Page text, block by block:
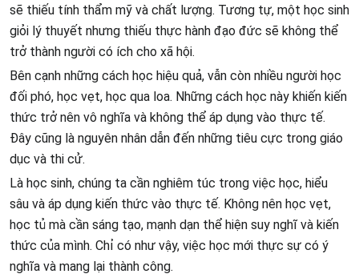
sẽ thiếu tính thẩm mỹ và chất lượng. Tương tự, một học sinh
giỏi lý thuyết nhưng thiếu thực hành đạo đức sẽ không thể
trở thành người có ích cho xã hội.
Bên cạnh những cách học hiệu quả, vẫn còn nhiều người học
đối phó, học vẹt, học qua loa. Những cách học này khiến kiến
thức trở nên vô nghĩa và không thể áp dụng vào thực tế.
Đây cũng là nguyên nhân dẫn đến những tiêu cực trong giáo
dục và thi cử.
Là học sinh, chúng ta cần nghiêm túc trong việc học, hiểu
sâu và áp dụng kiến thức vào thực tế. Không nên học vẹt,
học tủ mà cần sáng tạo, mạnh dạn thể hiện suy nghĩ và kiến
thức của mình. Chỉ có như vậy, việc học mới thực sự có ý
nghĩa và mang lại thành công.